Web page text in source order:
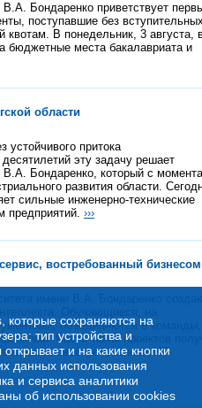
Бондаренко приветствует
поступавшие без
квотам. В понедельник, 3 августа,
бюджетные места бакалавриата и
области
устойчивого притока
эту задачу решает
В.А. Бондаренко, который с момента
развития области.
сильные инженерно-технические
предприятий. ›››
востребованный бизнесом
объединяются в команды,
Часть таких проектов
качестве востребованных ИТ-
которые сохраняются на
тип устройства и
и на какие кнопки
данных использования
и сервиса аналитики
об использовании cookies